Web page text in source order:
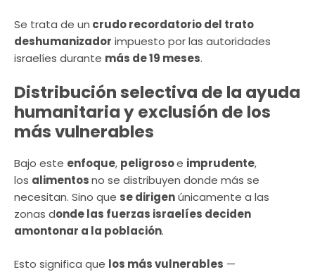
Se trata de un crudo recordatorio del trato
deshumanizador impuesto por las autoridades
israelíes durante más de 19 meses.
Distribución selectiva de la ayuda
humanitaria y exclusión de los
más vulnerables
Bajo este enfoque, peligrosoe imprudente,
los alimentosno se distribuyen donde más se
necesitan. Sino que se dirigenúnicamente a las
zonas donde las fuerzas israelíes deciden
amontonar a la población.
Esto significa que los más vulnerables —